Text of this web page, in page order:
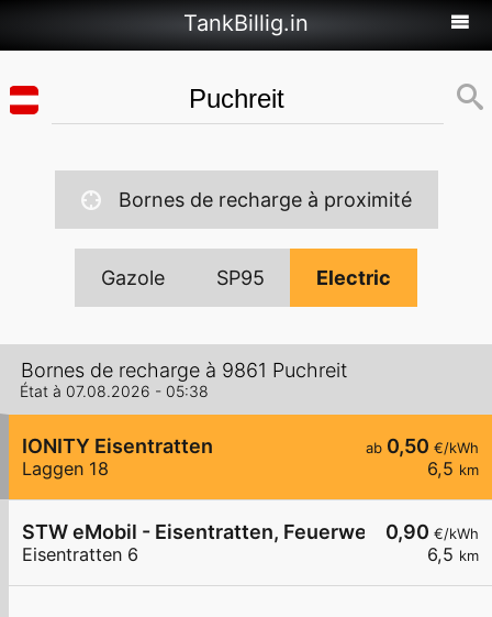
TankBillig.in
Bornes de recharge à proximité
Gazole SP95 Electric
Bornes de recharge à 9861 Puchreit
État à 07.08.2026 - 05:38
ab 0,50 €/kWh
6,5 km
IONITY Eisentratten
Laggen 18
0,90 €/kWh
6,5 km
STW eMobil - Eisentratten, Feuerwehr
Eisentratten 6